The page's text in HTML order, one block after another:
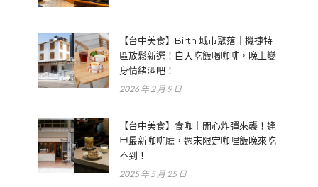
【台中美食】Birth 城市聚落｜機捷特
區放鬆新選！白天吃飯喝咖啡，晚上變
身情緒酒吧！
2026 年 2 月 9 日
【台中美食】食咖｜開心炸彈來襲！逢
甲最新咖啡廳，週末限定咖哩飯晚來吃
不到！
2025 年 5 月 25 日